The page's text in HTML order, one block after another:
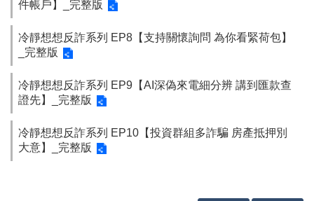
務
民
交
流
下
載
專
區
件帳戶】_完整版
冷靜想想反詐系列 EP8【支持關懷詢問 為你看緊荷包】
_完整版
冷靜想想反詐系列 EP9【AI深偽來電細分辨 講到匯款查
證先】_完整版
冷靜想想反詐系列 EP10【投資群組多詐騙 房產抵押別
大意】_完整版